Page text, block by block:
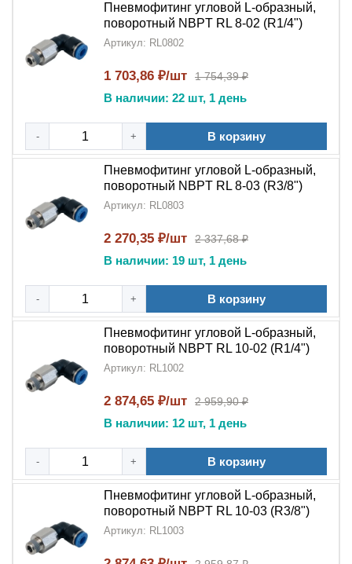
конфигурациях
Модернизации существующих систем
Идеальный выбор для:
Промышленных предприятий
Производителей оборудования
Сервисных центров
Автоматизированных производств
Специалистов по пневмоавтоматике
Пневмофитинг угловой L-образный поворотный
Инновационную конструкцию
Надежность брендаNBPT
Практичность применения
Долговечность соединения
Выбирайте
пневмофитинг угловой L-образный
поворотный RLдля создания гибких и надежных
пневматических соединений!
Пневмофитинг угловой L-образный,
поворотный NBPT RL 8-02 (R1/4")
Артикул: RL0802
1 703,86 ₽/шт 1 754,39 ₽
В наличии: 22 шт, 1 день
- + В корзину
Пневмофитинг угловой L-образный,
поворотный NBPT RL 8-03 (R3/8")
Артикул: RL0803
2 270,35 ₽/шт 2 337,68 ₽
В наличии: 19 шт, 1 день
- + В корзину
Пневмофитинг угловой L-образный,
поворотный NBPT RL 10-02 (R1/4")
Артикул: RL1002
2 874,65 ₽/шт 2 959,90 ₽
В наличии: 12 шт, 1 день
- + В корзину
Пневмофитинг угловой L-образный,
поворотный NBPT RL 10-03 (R3/8")
Артикул: RL1003